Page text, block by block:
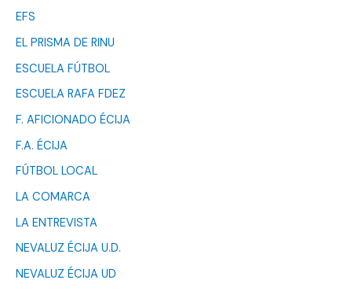
EFS
EL PRISMA DE RINU
ESCUELA FÚTBOL
ESCUELA RAFA FDEZ
F. AFICIONADO ÉCIJA
F.A. ÉCIJA
FÚTBOL LOCAL
LA COMARCA
LA ENTREVISTA
NEVALUZ ÉCIJA U.D.
NEVALUZ ÉCIJA UD